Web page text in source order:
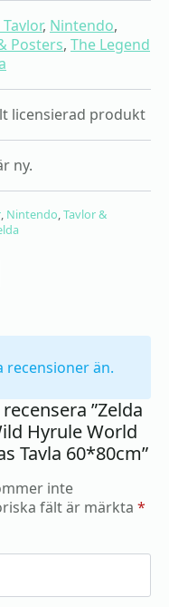
, Nintendo,
Posters, The Legend
licensierad produkt
ny.
, Nintendo,Tavlor &
recensioner än.
”Zelda
Hyrule World
Tavla 60*80cm”
inte
fält är märkta *